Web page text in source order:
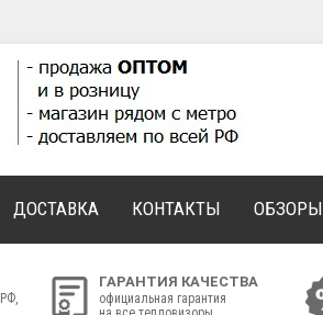
ДОСТАВКА КОНТАКТЫ ОБЗОРЫ
ГАРАНТИЯ КАЧЕСТВА
официальная гарантия